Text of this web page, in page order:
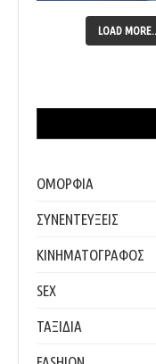
LOAD
ΟΜΟΡΦΙΑ
ΣΥΝΕΝΤΕΥΞΕΙΣ
ΚΙΝΗΜΑΤΟΓΡΑΦΟΣ
SEX
ΤΑΞΙΔΙΑ